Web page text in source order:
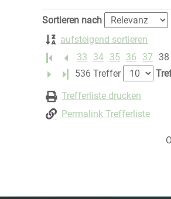
Zu den Suchfiltern springen
Sortieren nach
aufsteigend sortieren
33
34 35 36 37 38
Letzte Seite
536 Treffer
Trefferliste drucken
Permalink Trefferliste